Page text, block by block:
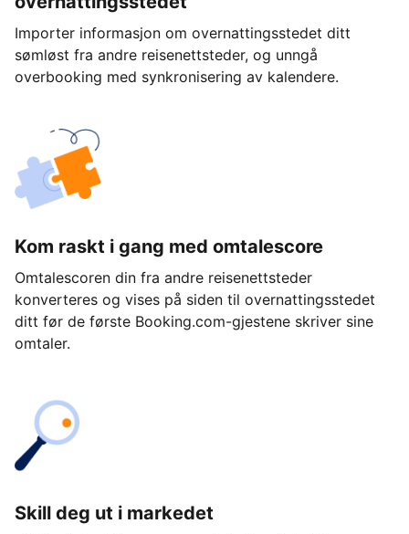
Importer informasjon om overnattingsstedet ditt
sømløst fra andre reisenettsteder, og unngå
overbooking med synkronisering av kalendere.
Kom raskt i gang med omtalescore
Omtalescoren din fra andre reisenettsteder
konverteres og vises på siden til overnattingsstedet
ditt før de første Booking.com-gjestene skriver sine
omtaler.
Skill deg ut i markedet